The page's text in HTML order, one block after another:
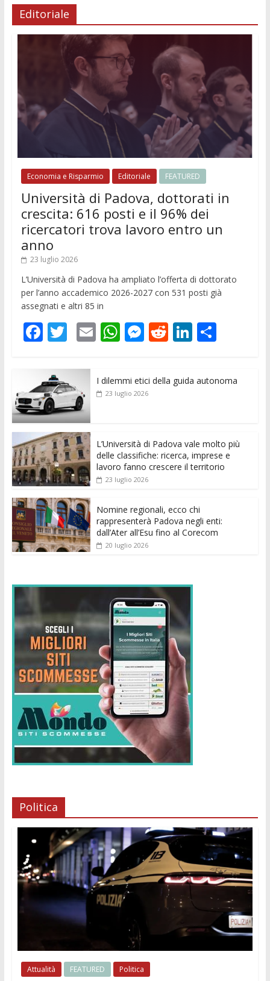
Editoriale
Economia e Risparmio Editoriale FEATURED
Università di Padova, dottorati in
crescita: 616 posti e il 96% dei
ricercatori trova lavoro entro un
anno
23 luglio 2026
L’Università di Padova ha ampliato l’offerta di dottorato
per l’anno accademico 2026-2027 con 531 posti già
assegnati e altri 85 in
F
e
b
o
o
k
T
itt
er
E
ai
l
W
s
p
M
ss
e
er
R
di
Li
e
C
di
I dilemmi etici della guida autonoma
23 luglio 2026
L’Università di Padova vale molto più
delle classifiche: ricerca, imprese e
lavoro fanno crescere il territorio
23 luglio 2026
Nomine regionali, ecco chi
rappresenterà Padova negli enti:
dall’Ater all’Esu fino al Corecom
20 luglio 2026
Politica
Attualità FEATURED Politica